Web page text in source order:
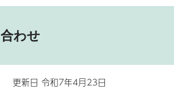
わせ
更新日 令和7年4月23日